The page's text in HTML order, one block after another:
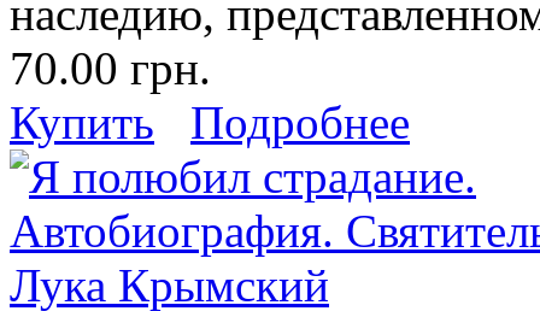
наследию,
70.00 грн.
Купить
Подробнее